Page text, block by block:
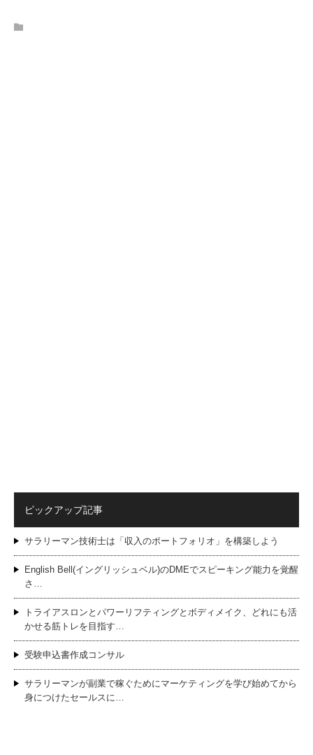
ピックアップ記事
サラリーマン技術士は「収入のポートフォリオ」を構築しよう
English Bell(イングリッシュベル)のDMEでスピーキング能力を覚醒
さ…
トライアスロンとパワーリフティングとボディメイク、どれにも活
かせる筋トレを目指す…
受験申込書作成コンサル
サラリーマンが副業で稼ぐためにマーケティングを学び始めてから
身につけたセールスに…